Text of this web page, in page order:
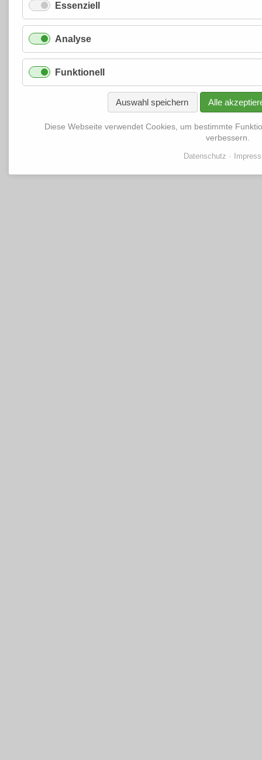
Essenziell
Analyse
Funktionell
Auswahl speichern Alle
Diese Webseite verwendet Cookies, um bestimmte
verbessern.
Datenschutz